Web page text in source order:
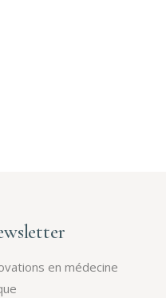
en médecine